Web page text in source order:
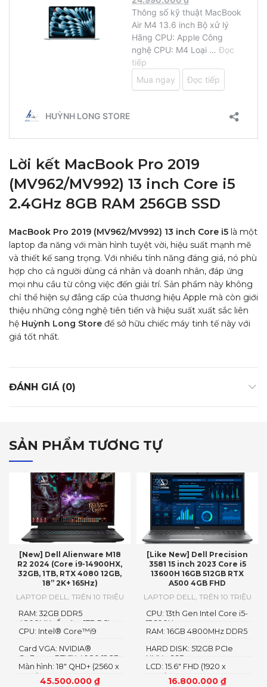
Lời kết MacBook Pro 2019
(MV962/MV992) 13 inch Core i5
2.4GHz 8GB RAM 256GB SSD
MacBook Pro 2019 (MV962/MV992) 13 inch Core i5 là một
laptop đa năng với màn hình tuyệt vời, hiệu suất mạnh mẽ
và thiết kế sang trọng. Với nhiều tính năng đáng giá, nó phù
hợp cho cả người dùng cá nhân và doanh nhân, đáp ứng
mọi nhu cầu từ công việc đến giải trí. Sản phẩm này không
chỉ thể hiện sự đẳng cấp của thương hiệu Apple mà còn giới
thiệu những công nghệ tiên tiến và hiệu suất xuất sắc liên
hệ Huỳnh Long Store để sở hữu chiếc máy tinh tế này với
giá tốt nhất.
ĐÁNH GIÁ (0)
SẢN PHẨM TƯƠNG TỰ
[New] Dell Alienware M18
R2 2024 (Core i9-14900HX,
32GB, 1TB, RTX 4080 12GB,
18” 2K+ 165Hz)
LAPTOP DELL, TRÊN 10 TRIỆU
45.500.000 ₫
Màn hình: 18" QHD+ (2560 x
1600)
Card VGA: NVIDIA®
GeForce RTX™ 4080 12GB
GDDR6
CPU: Intel® Core™i9
RAM: 32GB DDR5
4800MHzỔ cứng1TB PCIe
Gen4 M.2 SSD
[Like New] Dell Precision
3581 15 inch 2023 Core i5
13600H 16GB 512GB RTX
A500 4GB FHD
LAPTOP DELL, TRÊN 10 TRIỆU
16.800.000 ₫
LCD: 15.6" FHD (1920 x
1080)
HARD DISK: 512GB PCIe
NMVe SSD
RAM: 16GB 4800MHz DDR5
CPU: 13th Gen Intel Core i5-
13600H